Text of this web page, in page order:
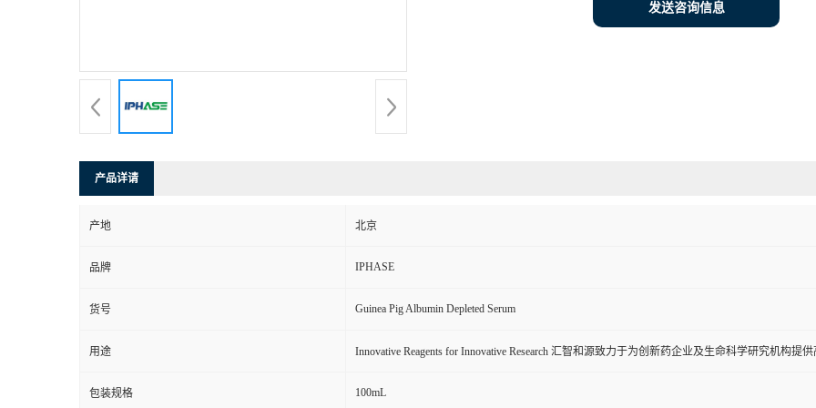
发送咨询信息
产品详请
产地 北京
品牌 IPHASE
货号 Guinea Pig Albumin Depleted Serum
用途 Innovative Reagents for Innovative Research 汇智和源致力于为创新药企业及生命科学研究机构提
包装规格 100mL